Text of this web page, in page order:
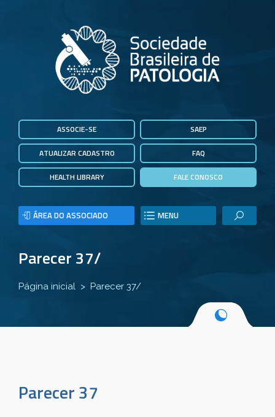
ASSOCIE-SE
ATUALIZAR CADASTRO
HEALTH LIBRARY
SAEP
FAQ
FALE CONOSCO
ÁREA DO ASSOCIADO MENU
Parecer 37/
Página inicial Parecer 37/
Parecer 37